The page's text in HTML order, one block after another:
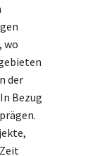
wo
der
Bezug